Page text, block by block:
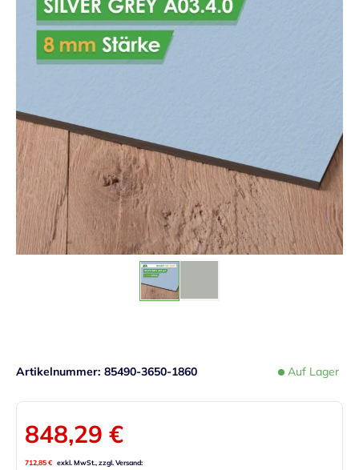
Auf Lager
Artikelnummer 85490-3650-1860
848,29 €
712,85 €